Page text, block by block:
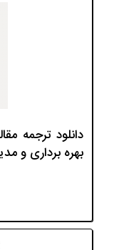
دانلود ترجمه
بهره برداری و